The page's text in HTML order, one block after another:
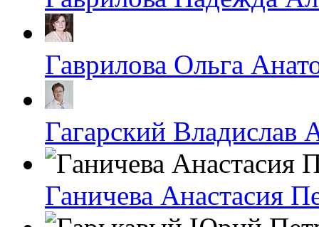
Гаврилова Ольга
Гагарский Владислав
Ганичева Анастасия